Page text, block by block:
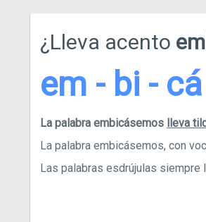
¿Lleva acento
em - bi -
La palabra embicásemos lleva
La palabra embicásemos, con
Las palabras esdrújulas siempre